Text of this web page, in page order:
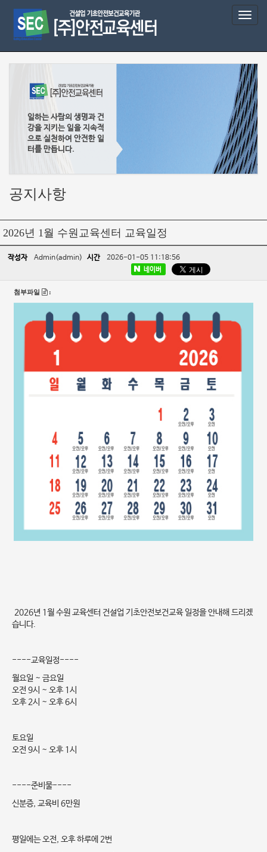
T
o
g
l
e
n
a
v
i
g
a
t
i
일하는 사람의 생명과 건
강을 지키는 일을 지속적
으로 실천하여 안전한 일
터를 만듭니다.
공지사항
2026년 1월 수원교육센터 교육일정
작성자 Admin(admin) 시간 2026-01-05 11:18:56
네이버
첨부파일 :
2026년 1월 수원 교육센터 건설업 기초안전보건교육 일정을 안내해 드리겠
습니다.
----교육일정----
월요일 ~ 금요일
오전 9시 ~ 오후 1시
오후 2시 ~ 오후 6시
토요일
오전 9시 ~ 오후 1시
----준비물----
신분증, 교육비 6만원
평일에는 오전, 오후 하루에 2번